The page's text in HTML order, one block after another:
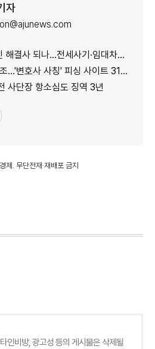
자
...전세사기·임대차분쟁 평균 3개월내 해결
사 사칭' 피싱 사이트 31건 무더기 차단
사단장 항소심도 징역 3년
. 무단전재·재배포 금지